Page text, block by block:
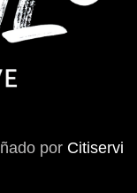
por Citiservi